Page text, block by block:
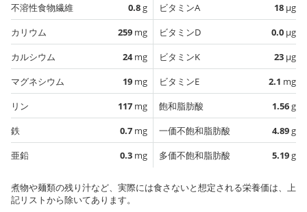
不溶性食物繊維
0.8g
カリウム
259 mg
カルシウム
24mg
マグネシウム
19 mg
リン
117 mg
鉄
0.7 mg
亜鉛
0.3 mg
ビタミンA
18 µg
ビタミンD
0.0 µg
ビタミンK
23 µg
ビタミンE
2.1 mg
飽和脂肪酸
1.56g
一価不飽和脂肪酸
4.89g
多価不飽和脂肪酸
5.19g
煮物や麺類の残り汁など、実際には食さないと想定される栄養価は、上
記リストから除いてあります。